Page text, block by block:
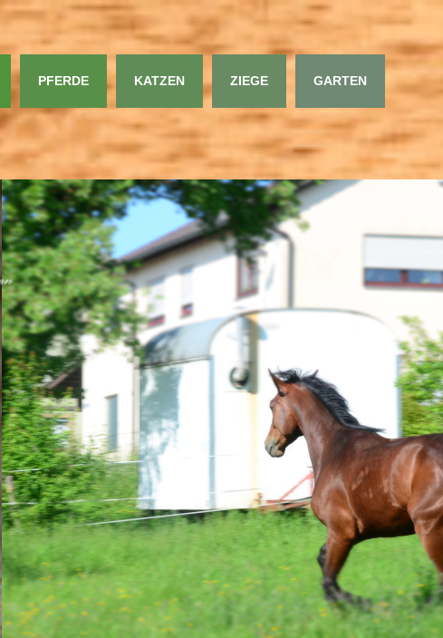
PFERDE KATZEN ZIEGE GARTEN